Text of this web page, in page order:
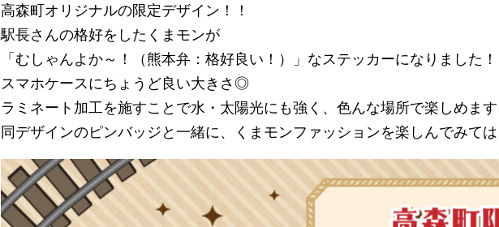
高森町オリジナルの限定デザイン！！
駅長さんの格好をしたくまモンが
「むしゃんよか～！（熊本弁：格好良い！）」なステッカーになりました！
スマホケースにちょうど良い大きさ◎
ラミネート加工を施すことで水・太陽光にも強く、色んな場所で楽しめま
同デザインのピンバッジと一緒に、くまモンファッションを楽しんでみて